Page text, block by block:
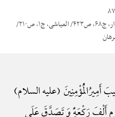
بحارالأنوار، ج۶۵، ص۲۲۳/ بحارالأنوار، ج۶۸، ص۴۲۳/ العیاشی، ج۱، ص۲۱۰/
أَمِیرُالْمُؤْمِنِینَ (علیه السلام)